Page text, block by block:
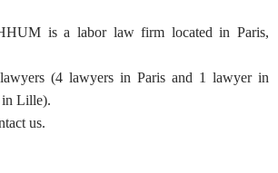
is a labor law firm located in Paris,
(4 lawyers in Paris and 1 lawyer in
in Lille).
us.